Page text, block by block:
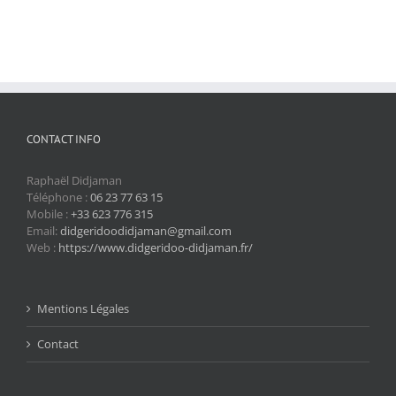
CONTACT INFO
Raphaël Didjaman
Téléphone :06 23 77 63 15
Mobile :+33 623 776 315
Email:didgeridoodidjaman@gmail.com
Web : https://www.didgeridoo-didjaman.fr/
Mentions Légales
Contact